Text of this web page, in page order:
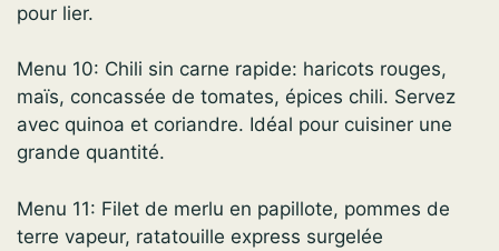
pour lier.
Menu 10: Chili sin carne rapide: haricots rouges,
maïs, concassée de tomates, épices chili. Servez
avec quinoa et coriandre. Idéal pour cuisiner une
grande quantité.
Menu 11: Filet de merlu en papillote, pommes de
terre vapeur, ratatouille express surgelée